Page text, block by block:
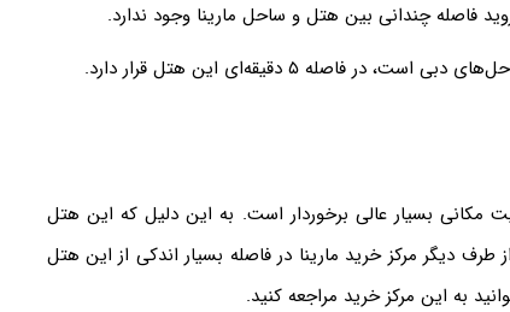
فاصله چندانی بین هتل و ساحل مارینا وجود ندارد.
فاصله ۵ دقیقه‌ای این هتل قرار دارد.
مکانی بسیار عالی برخوردار است. به این دلیل که این هتل
از طرف دیگر مرکز خرید مارینا در فاصله بسیار اندکی از این هتل